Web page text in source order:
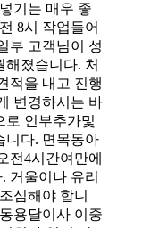
기는 매우 좋
8시 작업들어
부 고객님이 성
졌습니다. 처
적을 내고 진행
변경하시는 바
로 인부추가및
니다. 면목동아
전4시간여만에
거울이나 유리
심해야 합니
용달이사 이중